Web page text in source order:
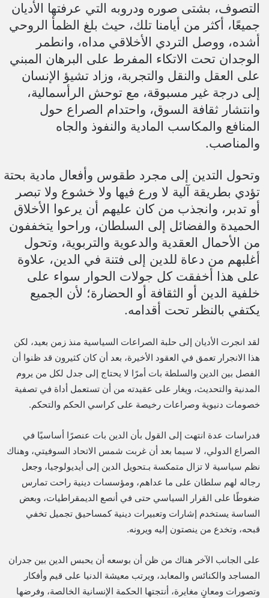
ا
التصوف، بشتى صوره ودروبه التي عرفتها الأديان
جميعًا، أكثر من أيامنا تلك، حيث بلغ الظمأ الروحي
أشده، ووصل التردي الأخلاقي مداه، وانطمر
الوجدان تحت الاتكاء المفرط على البرهان المبني
على العقل والنقل والتجربة، وزاد تشيؤ الإنسان
إلى درجة غير مسبوقة، مع توحش الرأسمالية،
وانتشار ثقافة السوق، واحتدام الصراع حول
المنافع والمكاسب المادية والنفوذ والجاه
والمناصب.
وتحول التدين إلى مجرد طقوس وأفعال مادية بحتة
تؤدي بطريقة آلية لا ورع فيها ولا خشوع ولا تبصر
أو تدبر، وانجذب من كان عليهم أن يرعوا الأخلاق
الحميدة والفضائل إلى السلطان، وراحوا يتخففون
من الأحمال العقدية والدعوية والتربوية، وتحول
أغلبهم من دعاة للدين إلى فتنة في الدين، علاوة
على هذا أخفقت كل جولات الحوار سواء على
خلفية الدين أو الثقافة أو الحضارة؛ لأن الجميع
يكتفي بالنظر تحت أقدامه.
لقد انجرت الأديان إلى حلبة الصراعات السياسية منذ زمن بعيد، لكن
هذا الانجرار تعمق في العقود الأخيرة، بعد أن كان كثيرون قد ظنوا أن
الفصل بين الدين والسلطة بات أمرًا لا يحتاج إلى جدل لكل من يروم
المدنية والتحديث، ويغار على عقيدته من أن تستعمل أداة في تصفية
خصومات دنيوية وصراعات رخيصة على كراسي الحكم والتحكم.
فدراسات عدة انتهت إلى القول بأن الدين بات عنصرًا أساسيًا في
الصراع الدولي، لا سيما بعد أن غربت شمس الاتحاد السوفيتي، وهناك
نظم سياسية لا تزال متمكسة بـتحويل الدين إلى أيديولوجيا، وجعل
رجاله لهم سلطان على ما عداهم، ومؤسسات دينية راحت تمارس
ضغوطًا على القرار السياسي حتى في أنصع الديمقراطيات، وبعض
الساسة يستخدم إشارات وتعبيرات دينية كمساحيق تجميل تخفي
قبحه، وتخدع من ينصتون إليه ويرونه.
على الجانب الآخر هناك من ظن أن بوسعه أن يحبس الدين بين جدران
المساجد والكنائس والمعابد، ويرتب معيشة الدنيا على قيم وأفكار
وتصورات ومعانٍ مغايرة، أنتجتها الحكمة الإنسانية الخالصة، وفرضها